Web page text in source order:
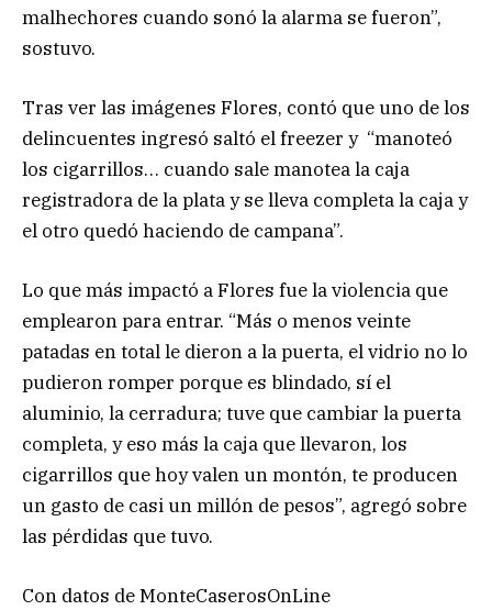
malhechores cuando sonó la alarma se fueron”,
sostuvo.
Tras ver las imágenes Flores, contó que uno de los
delincuentes ingresó saltó el freezer y “manoteó
los cigarrillos… cuando sale manotea la caja
registradora de la plata y se lleva completa la caja y
el otro quedó haciendo de campana”.
Lo que más impactó a Flores fue la violencia que
emplearon para entrar. “Más o menos veinte
patadas en total le dieron a la puerta, el vidrio no lo
pudieron romper porque es blindado, sí el
aluminio, la cerradura; tuve que cambiar la puerta
completa, y eso más la caja que llevaron, los
cigarrillos que hoy valen un montón, te producen
un gasto de casi un millón de pesos”, agregó sobre
las pérdidas que tuvo.
Con datos de MonteCaserosOnLine